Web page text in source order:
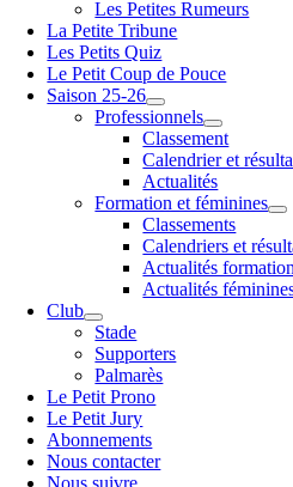
Les Petites Rumeurs
La Petite Tribune
Les Petits Quiz
Le Petit Coup de Pouce
Saison 25-26
Professionnels
Classement
Calendrier et
Actualités
Formation et féminines
Classements
Calendriers et
Actualités formation
Actualités
Club
Stade
Supporters
Palmarès
Le Petit Prono
Le Petit Jury
Abonnements
Nous contacter
Nous suivre